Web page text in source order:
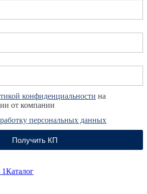
конфиденциальности на
от компании
персональных данных
Получить КП
Каталог